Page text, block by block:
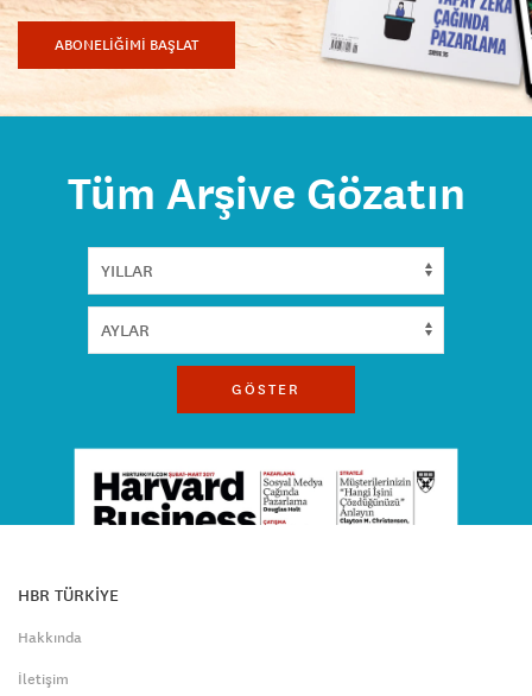
ABONELİĞİMİ BAŞLAT
Tüm Arşive Gözatın
GÖSTER
HBR TÜRKİYE
Hakkında
İletişim